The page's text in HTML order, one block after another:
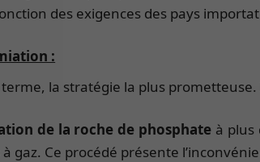
des exigences des pays
:
terme, la stratégie la plus
de la roche de phosphate à plus
gaz. Ce procédé présente